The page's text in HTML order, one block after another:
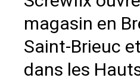
magasin en
Saint-Brieuc
dans les